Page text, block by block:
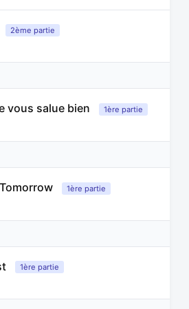
2ème partie
vous salue bien 1ère partie
1ère partie
1ère partie